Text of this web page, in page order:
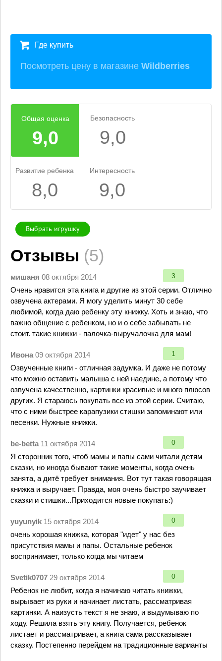
Где купить
Посмотреть цену в магазине Wildberries
Общая оценка
9,0
Безопасность
9,0
Развитие ребенка
8,0
Интересность
9,0
Выбрать игрушку
Отзывы (5)
мишаня 08 октября 2014 3
Очень нравится эта книга и другие из этой серии. Отлично
озвучена актерами. Я могу уделить минут 30 себе
любимой, когда даю ребенку эту книжку. Хоть и знаю, что
важно общение с ребенком, но и о себе забывать не
стоит. такие книжки - палочка-выручалочка для мам!
Ивона 09 октября 2014 1
Озвученные книги - отличная задумка. И даже не потому
что можно оставить малыша с ней наедине, а потому что
озвучена качественно, картинки красивые и много плюсов
других. Я стараюсь покупать все из этой серии. Считаю,
что с ними быстрее карапузики стишки запоминают или
песенки. Нужные книжки.
be-betta 11 октября 2014 0
Я сторонник того, чтоб мамы и папы сами читали детям
сказки, но иногда бывают такие моменты, когда очень
занята, а дитё требует внимания. Вот тут такая говорящая
книжка и выручает. Правда, моя очень быстро заучивает
сказки и стишки...Приходится новые покупать:)
yuyunyik 15 октября 2014 0
очень хорошая книжка, которая "идет" у нас без
присутствия мамы и папы. Остальные ребенок
воспринимает, только когда мы читаем
Svetik0707 29 октября 2014 0
Ребенок не любит, когда я начинаю читать книжки,
вырывает из руки и начинает листать, рассматривая
картинки. А наизусть текст я не знаю, и выдумываю по
ходу. Решила взять эту книгу. Получается, ребенок
листает и рассматривает, а книга сама рассказывает
сказку. Постепенно перейдем на традиционные варианты